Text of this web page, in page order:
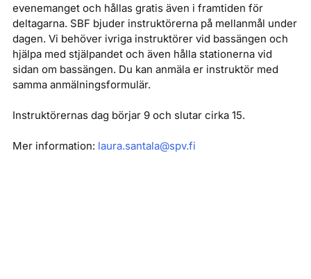
evenemanget och hållas gratis även i framtiden för
deltagarna. SBF bjuder instruktörerna på mellanmål under
dagen. Vi behöver ivriga instruktörer vid bassängen och
hjälpa med stjälpandet och även hålla stationerna vid
sidan om bassängen. Du kan anmäla er instruktör med
samma anmälningsformulär.
Instruktörernas dag börjar 9 och slutar cirka 15.
Mer information: laura.santala@spv.fi